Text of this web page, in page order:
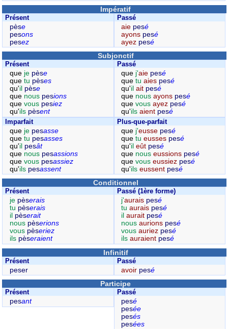
Impératif
Présent
pèse
pesons
pesez
Passé
aie pesé
ayons pesé
ayez pesé
Subjonctif
Présent
que je pèse
que tu pèses
qu'il pèse
que nous pesions
que vous pesiez
qu'ils pèsent
Passé
que j'aie pesé
quetuaies pesé
qu'ilait pesé
que nousayons pesé
quevousayez pesé
qu'ilsaient pesé
Imparfait
que je pesasse
que tu pesasses
qu'il pesât
que nous pesassions
que vous pesassiez
qu'ils pesassent
Plus-que-parfait
que j'eusse pesé
quetueusses pesé
qu'ileût pesé
que nouseussions pesé
quevouseussiez pesé
qu'ilseussent pesé
Conditionnel
Présent
je pèserais
tu pèserais
il pèserait
nous pèserions
vous pèseriez
ils pèseraient
Passé (1ère forme)
j'aurais pesé
tuaurais pesé
ilaurait pesé
nousaurions pesé
vousauriez pesé
ilsauraient pesé
Infinitif
Présent
peser
Passé
avoir pesé
Participe
Présent
pesant
Passé
pesé
pesée
pesés
pesées